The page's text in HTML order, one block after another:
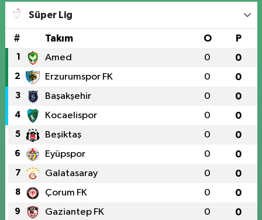
Süper Lig
# Takım O P
1 Amed 0 0
2 Erzurumspor FK 0 0
3 Başakşehir 0 0
4 Kocaelispor 0 0
5 Beşiktaş 0 0
6 Eyüpspor 0 0
7 Galatasaray 0 0
8 Çorum FK 0 0
9 Gaziantep FK 0 0